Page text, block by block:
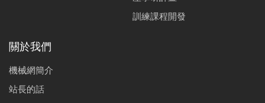
訓練課程開發
關於我們
機械網簡介
站長的話